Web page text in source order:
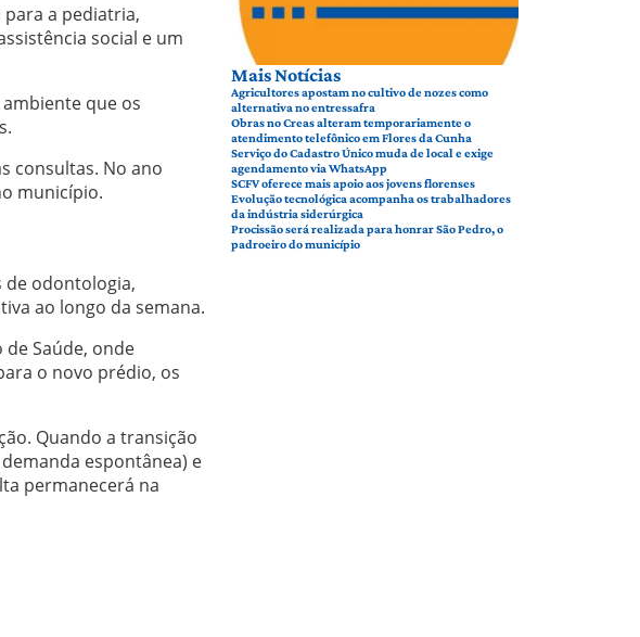
a pediatria,
social e um
que os
consultas. No ano
município.
de odontologia,
ao longo da semana.
Saúde, onde
o novo prédio, os
Quando a transição
espontânea) e
permanecerá na
Mais Notícias
Agricultores apostam no cultivo de nozes como
alternativa no entressafra
Obras no Creas alteram temporariamente o
atendimento telefônico em Flores da Cunha
Serviço do Cadastro Único muda de local e exige
agendamento via WhatsApp
SCFV oferece mais apoio aos jovens florenses
Evolução tecnológica acompanha os trabalhadores
da indústria siderúrgica
Procissão será realizada para honrar São Pedro, o
padroeiro do município